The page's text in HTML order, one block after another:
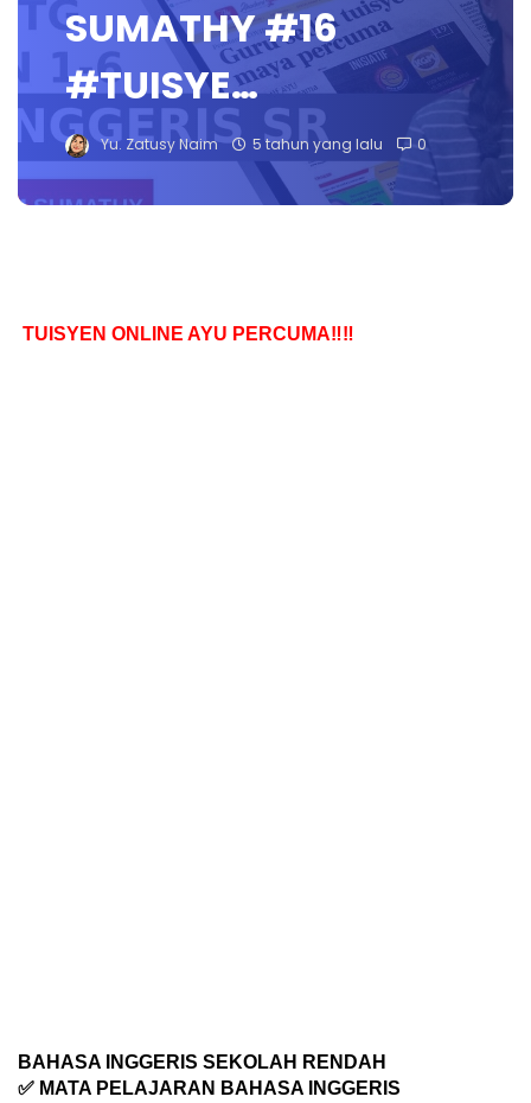
SUMATHY #16
#TUISYE…
Yu. Zatusy Naim 5 tahun yang lalu 0
TUISYEN ONLINE AYU PERCUMA‼️‼️
BAHASA INGGERIS SEKOLAH RENDAH
✅ MATA PELAJARAN BAHASA INGGERIS